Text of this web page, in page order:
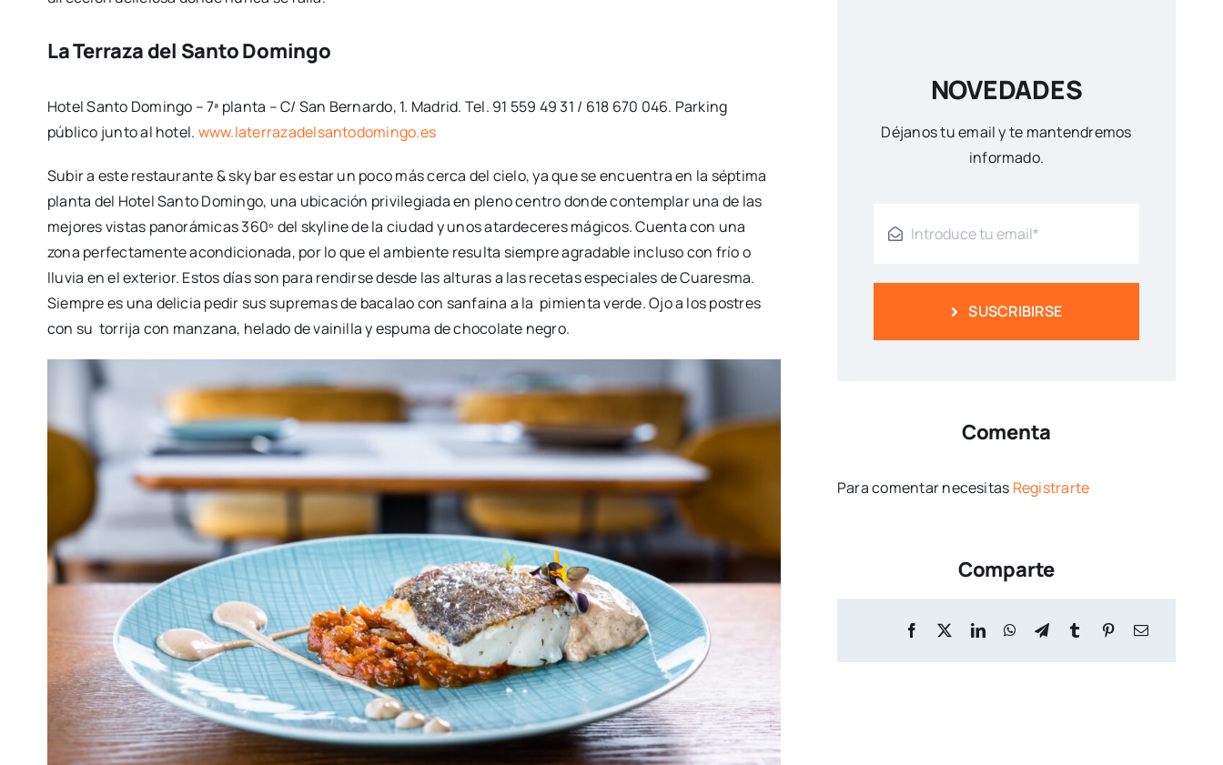
La Terraza del Santo Domingo
Hotel Santo Domingo – 7ª planta – C/ San Bernardo, 1. Madrid. Tel. 91 559 49 31 / 618 670 046. Parking
público junto al hotel. www.laterrazadelsantodomingo.es
Subir a este restaurante & sky bar es estar un poco más cerca del cielo, ya que se encuentra en la séptima
planta del Hotel Santo Domingo, una ubicación privilegiada en pleno centro donde contemplar una de las
mejores vistas panorámicas 360º del skyline de la ciudad y unos atardeceres mágicos. Cuenta con una
zona perfectamente acondicionada, por lo que el ambiente resulta siempre agradable incluso con frío o
lluvia en el exterior. Estos días son para rendirse desde las alturas a las recetas especiales de Cuaresma.
Siempre es una delicia pedir sus supremas de bacalao con sanfaina a la pimienta verde. Ojo a los postres
con su torrija con manzana, helado de vainilla y espuma de chocolate negro.
NOVEDADES
Déjanos tu email y te mantendremos
informado.
SUSCRIBIRSE
Comenta
Para comentar necesitas Registrarte
Comparte